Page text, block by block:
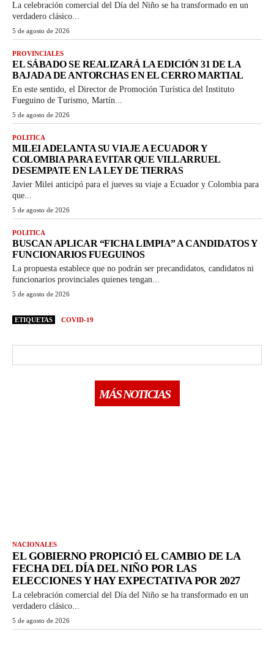
La celebración comercial del Día del Niño se ha transformado en un
verdadero clásico...
5 de agosto de 2026
PROVINCIALES
EL SÁBADO SE REALIZARÁ LA EDICIÓN 31 DE LA
BAJADA DE ANTORCHAS EN EL CERRO MARTIAL
En este sentido, el Director de Promoción Turística del Instituto
Fueguino de Turismo, Martín...
5 de agosto de 2026
POLITICA
MILEI ADELANTA SU VIAJE A ECUADOR Y
COLOMBIA PARA EVITAR QUE VILLARRUEL
DESEMPATE EN LA LEY DE TIERRAS
Javier Milei anticipó para el jueves su viaje a Ecuador y Colombia para
que...
5 de agosto de 2026
POLITICA
BUSCAN APLICAR “FICHA LIMPIA” A CANDIDATOS Y
FUNCIONARIOS FUEGUINOS
La propuesta establece que no podrán ser precandidatos, candidatos ni
funcionarios provinciales quienes tengan...
5 de agosto de 2026
ETIQUETAS COVID-19
MÁS NOTICIAS
NACIONALES
EL GOBIERNO PROPICIÓ EL CAMBIO DE LA
FECHA DEL DÍA DEL NIÑO POR LAS
ELECCIONES Y HAY EXPECTATIVA POR 2027
La celebración comercial del Día del Niño se ha transformado en un
verdadero clásico...
5 de agosto de 2026